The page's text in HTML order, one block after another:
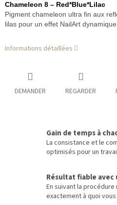
Chameleon 8 – Red*Blue*Lilac
Pigment chameleon ultra fin aux
lilas pour un effet NailArt
Informations détaillées
DEMANDER REGARDER
Gain de temps à
La consistance et le
optimisés pour un
Résultat fiable
En suivant la
exactement à quoi